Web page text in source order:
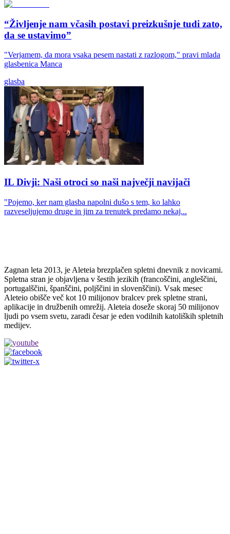
“Življenje nam včasih postavi preizkušnje tudi zato,
da se ustavimo”
"Verjamem, da mora vsaka pesem nastati z razlogom," pravi mlada
glasbenica Manca
glasba
IL Divji: Naši otroci so naši največji navijači
"Pojemo, ker nam glasba napolni dušo s tem, ko lahko
razveseljujemo druge in jim za trenutek predamo nekaj...
Zagnan leta 2013, je Aleteia brezplačen spletni dnevnik z novicami.
Spletna stran je objavljena v šestih jezikih (francoščini, angleščini,
portugalščini, španščini, poljščini in slovenščini). Vsak mesec
Aleteio obišče več kot 10 milijonov bralcev prek spletne strani,
aplikacije in družbenih omrežij. Aleteia doseže skoraj 50 milijonov
ljudi po vsem svetu, zaradi česar je eden vodilnih katoliških spletnih
medijev.